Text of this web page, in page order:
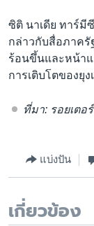
ซิติ นาเดีย ทาร์มี
กล่าวกับสื่อภาครั
ร้อนขึ้นและหน้าแ
การเติบโตของยุง
ที่มา: รอยเตอร์
แบ่งปัน
เกี่ยวข้อง